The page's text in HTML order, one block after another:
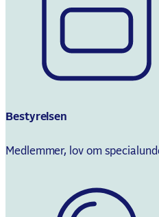
Bestyrelsen
Medlemmer, lov om